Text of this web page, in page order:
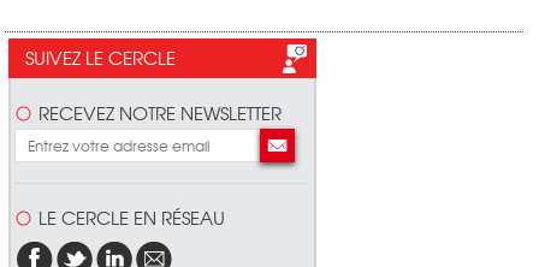
SUIVEZ LE CERCLE
RECEVEZ NOTRE NEWSLETTER
LE CERCLE EN RÉSEAU